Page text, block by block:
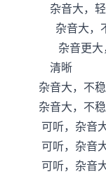
音大，轻微
音大，不
音更大，
晰
，不稳
，不稳
，杂音
，杂音
，杂音